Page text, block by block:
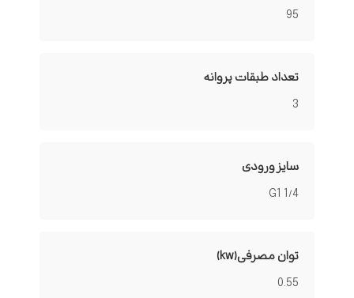
95
تعداد طبقات پروانه
3
سایز ورودی
G1 1/4
توان مصرفی(kw)
0.55